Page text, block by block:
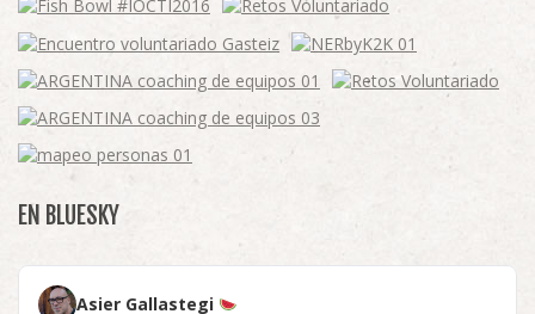
EN BLUESKY
Asier Gallastegi